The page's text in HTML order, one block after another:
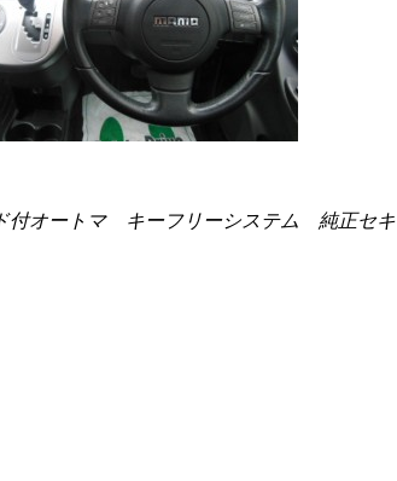
付オートマ キーフリーシステム 純正セキ